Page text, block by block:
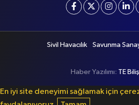
Sivil Havacılık Savunma
Haber Yazılımı: TE
En iyi site deneyimi sağlamak için